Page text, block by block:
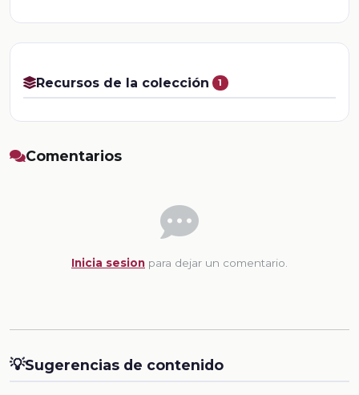
Recursos de la colección 1
Comentarios
Inicia sesion para dejar un comentario.
💡Sugerencias de contenido